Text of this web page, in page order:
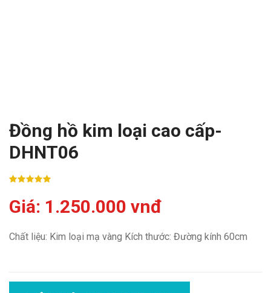
Đồng hồ kim loại cao cấp-
DHNT06
Giá: 1.250.000 vnđ
Chất liệu: Kim loại mạ vàng Kích thước: Đường kính 60cm